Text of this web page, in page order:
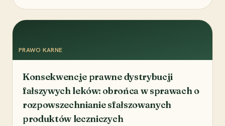
PRAWO KARNE
Konsekwencje prawne dystrybucji
fałszywych leków: obrońca w sprawach o
rozpowszechnianie sfałszowanych
produktów leczniczych